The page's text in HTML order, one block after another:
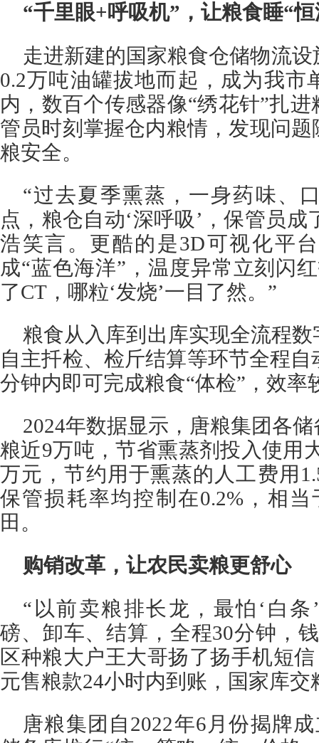
“千里眼+呼吸机”，让粮食睡“
走进新建的国家粮食仓储物流
0.2万吨油罐拔地而起，成为我市
内，数百个传感器像“绣花针”扎
管员时刻掌握仓内粮情，发现问
粮安全。
“过去夏季熏蒸，一身药味、
点，粮仓自动‘深呼吸’，保管员成
浩笑言。更酷的是3D可视化平
成“蓝色海洋”，温度异常立刻闪
了CT，哪粒‘发烧’一目了然。”
粮食从入库到出库实现全流程
自主扦检、检斤结算等环节全程
分钟内即可完成粮食“体检”，效率
2024年数据显示，唐粮集团各
粮近9万吨，节省熏蒸剂投入使用
万元，节约用于熏蒸的人工费用
保管损耗率均控制在0.2%，相当
田。
购销改革，让农民卖粮更舒心
“以前卖粮排长龙，最怕‘白
磅、卸车、结算，全程30分钟，
区种粮大户王大哥扬了扬手机短
元售粮款24小时内到账，国家库交
唐粮集团自2022年6月份揭牌